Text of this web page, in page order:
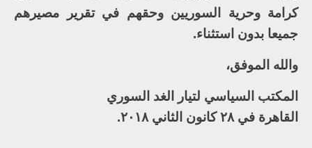
كرامة وحرية السوريين وحقهم في تقرير مصيرهم
جميعا بدون استثناء.
والله الموفق،
المكتب السياسي لتيار الغد السوري
القاهرة في ٢٨ كانون الثاني ٢٠١٨.